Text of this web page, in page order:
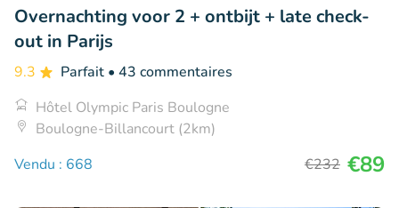
Overnachting voor 2 + ontbijt + late check-
out in Parijs
9.3 Parfait • 43 commentaires
Hôtel Olympic Paris Boulogne
Boulogne-Billancourt (2km)
Vendu : 668
€232 €89